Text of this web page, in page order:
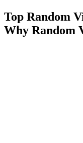
Top Random
Why Random